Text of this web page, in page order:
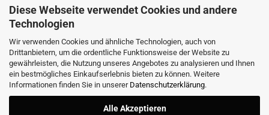
Diese Webseite verwendet Cookies und andere
Technologien
Wir verwenden Cookies und ähnliche Technologien, auch von
Drittanbietern, um die ordentliche Funktionsweise der Website zu
gewährleisten, die Nutzung unseres Angebotes zu analysieren und Ihnen
ein bestmögliches Einkaufserlebnis bieten zu können. Weitere
Informationen finden Sie in unserer Datenschutzerklärung.
Alle Akzeptieren